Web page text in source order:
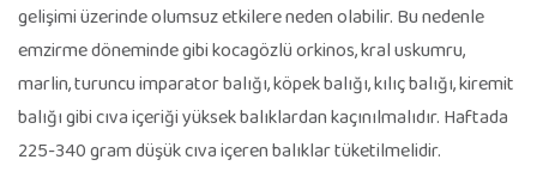
gelişimi üzerinde olumsuz etkilere neden olabilir. Bu nedenle
emzirme döneminde gibi kocagözlü orkinos, kral uskumru,
marlin, turuncu imparator balığı, köpek balığı, kılıç balığı, kiremit
balığı gibi cıva içeriği yüksek balıklardan kaçınılmalıdır. Haftada
225-340 gram düşük cıva içeren balıklar tüketilmelidir.